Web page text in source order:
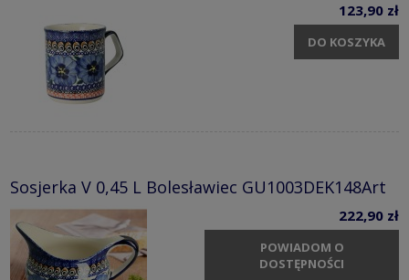
123,90 zł
DO KOSZYKA
Sosjerka V 0,45 L Bolesławiec GU1003DEK148Art
222,90 zł
POWIADOM O
DOSTĘPNOŚCI